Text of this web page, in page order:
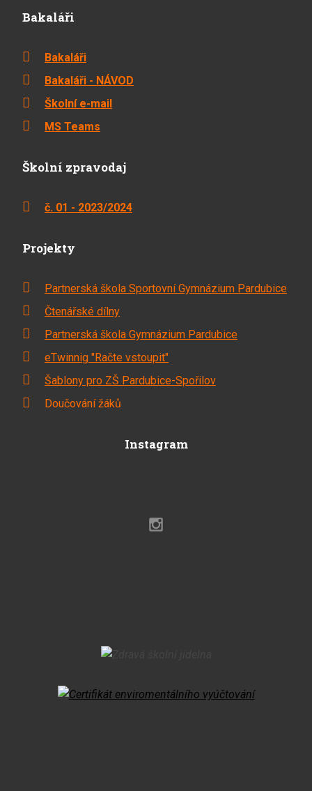
Bakaláři
Bakaláři
Bakaláři - NÁVOD
Školní e-mail
MS Teams
Školní zpravodaj
č. 01 - 2023/2024
Projekty
Partnerská škola Sportovní Gymnázium Pardubice
Čtenářské dílny
Partnerská škola Gymnázium Pardubice
eTwinnig "Račte vstoupit"
Šablony pro ZŠ Pardubice-Spořilov
Doučování žáků
Instagram